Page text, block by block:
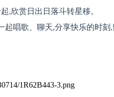
,欣赏日出日落斗转星移。
唱歌、聊天,分享快乐的时刻